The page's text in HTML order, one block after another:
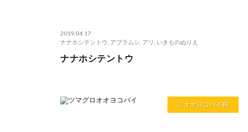
2019.04.17
ナナホシテントウ アブラムシ アリ いきものぬりえ
ナナホシテントウ
オオヨコバイ科